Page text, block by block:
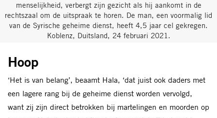
menselijkheid, verbergt zijn gezicht als hij aankomt in de
rechtszaal om de uitspraak te horen. De man, een voormalig lid
van de Syrische geheime dienst, heeft 4,5 jaar cel gekregen.
Koblenz, Duitsland, 24 februari 2021.
Hoop
‘Het is van belang’, beaamt Hala, ‘dat juist ook daders met
een lagere rang bij de geheime dienst worden vervolgd,
want zij zijn direct betrokken bij martelingen en moorden op